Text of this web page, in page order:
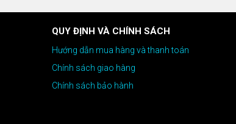
QUY ĐỊNH VÀ CHÍNH SÁCH
Hướng dẫn mua hàng và thanh toán
Chính sách giao hàng
Chính sách bảo hành